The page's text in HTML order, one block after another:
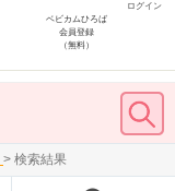
ログイン
ベビカムひろば
会員登録
（無料）
> 検索結果